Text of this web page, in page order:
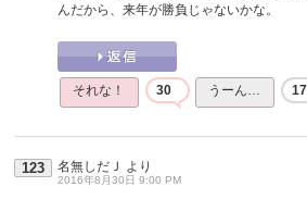
んだから、来年が勝負じゃないかな。
それな！ 30 うーん… 17
123 名無しだＪ より
2016年8月30日 9:00 PM